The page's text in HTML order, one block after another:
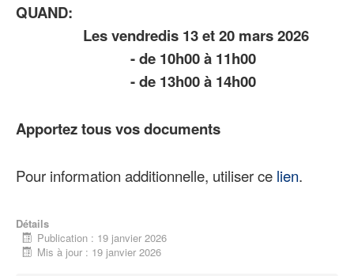
QUAND:
Les vendredis 13 et 20 mars 2026
- de 10h00 à 11h00
- de 13h00 à 14h00
Apportez tous vos documents
Pour information additionnelle, utiliser ce lien.
Détails
Publication : 19 janvier 2026
Mis à jour : 19 janvier 2026